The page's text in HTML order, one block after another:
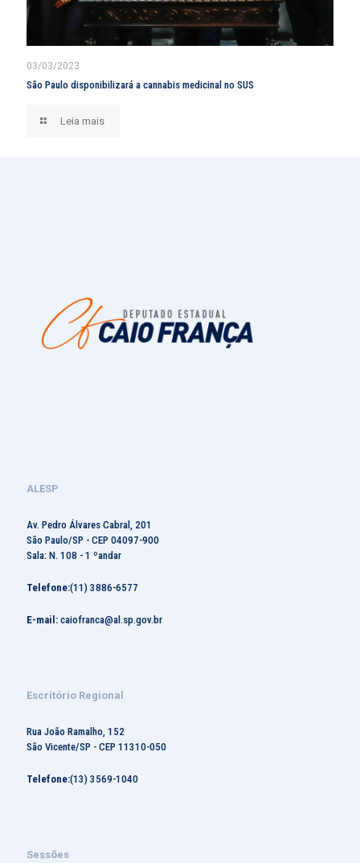
03/03/2023
São Paulo disponibilizará a cannabis medicinal no SUS
Leia mais
ALESP
Av. Pedro Álvares Cabral, 201
São Paulo/SP - CEP 04097-900
Sala: N. 108 - 1 ºandar
Telefone:(11) 3886-6577
E-mail: caiofranca@al.sp.gov.br
Escritório Regional
Rua João Ramalho, 152
São Vicente/SP - CEP 11310-050
Telefone:(13) 3569-1040
Sessões